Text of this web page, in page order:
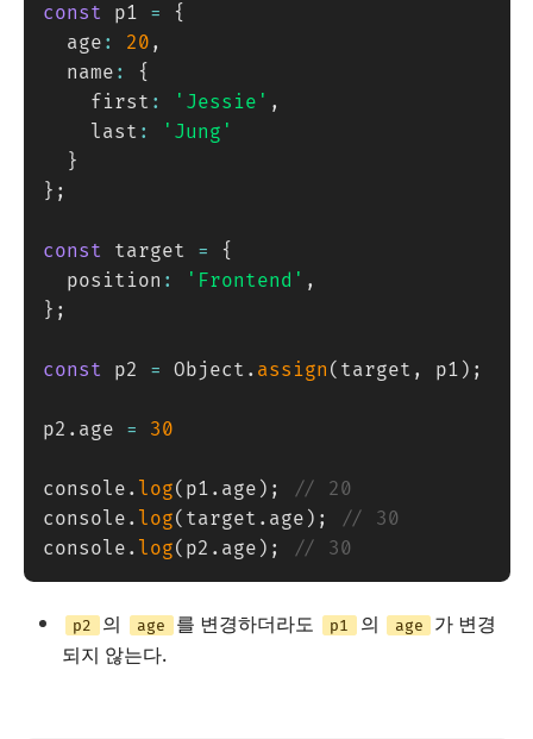
const p1 =
{
  age
: 20 ,
  name
:
{
    first
: 'Jessie' ,
    last
:
'Jung'
}
} ;
const target =
{
  position
: 'Frontend' ,
} ;
const p2 = Object . assign ( target , p1 ) ;
p2 . age = 30
console . log( p1 . age ) ;
// 20
console . log( target . age ) ;
// 30
console . log( p2 . age ) ; // 30
p2 의 age 를 변경하더라도 p1 의 age
가 변경
되지 않는다.